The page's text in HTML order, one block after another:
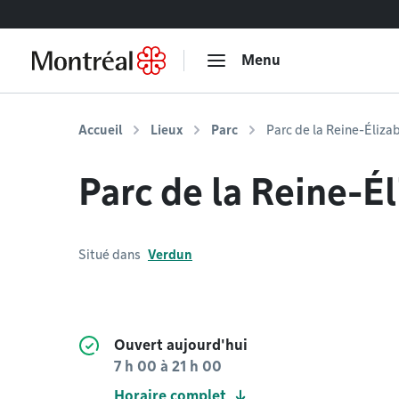
Menu
Accueil Lieux Parc Parc de la Reine-
Parc de la Reine-
Situé dans Verdun
Ouvert aujourd'hui
7 h 00 à 21 h 00